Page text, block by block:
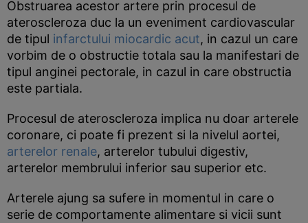
Obstruarea acestor artere prin procesul de
ateroscleroza duc la un eveniment cardiovascular
de tipul infarctului miocardic acut, in cazul un care
vorbim de o obstructie totala sau la manifestari de
tipul anginei pectorale, in cazul in care obstructia
este partiala.
Procesul de ateroscleroza implica nu doar arterele
coronare, ci poate fi prezent si la nivelul aortei,
arterelor renale, arterelor tubului digestiv,
arterelor membrului inferior sau superior etc.
Arterele ajung sa sufere in momentul in care o
serie de comportamente alimentare si vicii sunt